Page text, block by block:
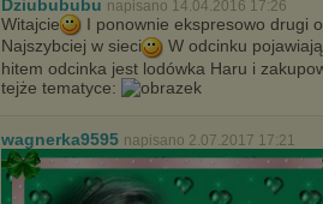
Dziubububu napisano 14.04.2016 17:26
Witajcie
I ponownie ekspresowo drugi
Najszybciej w sieci
W odcinku
hitem odcinka jest lodówka Haru i
tejże tematyce:
wagnerka9595 napisano 2.07.2017 17:21